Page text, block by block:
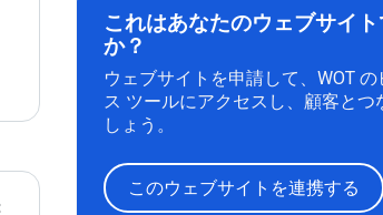
これはあなたのウェブサイ
か？
ウェブサイトを申請して、WOT の
ス ツールにアクセスし、顧客とつ
しょう。
このウェブサイトを連携する